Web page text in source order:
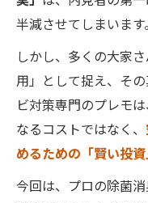
半減させてしまいます。
しかし、多くの大家
用」として捉え、そ
ビ対策専門のプレモ
なるコストではなく、
めるための「賢い投資
今回は、プロの除菌